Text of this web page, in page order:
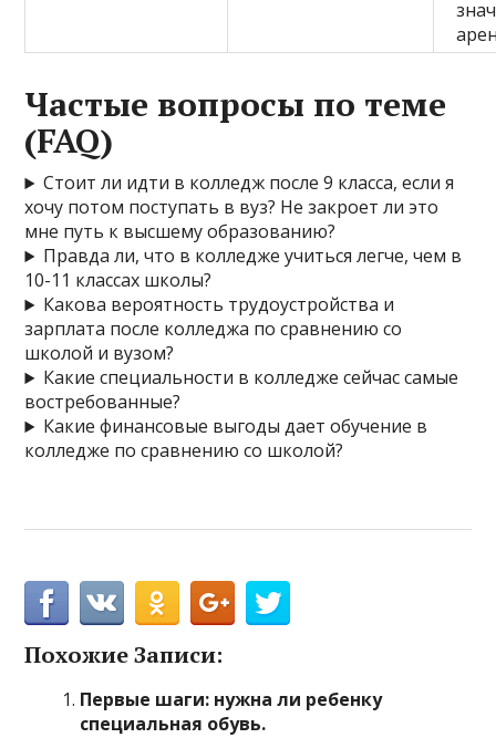
Частые вопросы по теме
(FAQ)
Стоит ли идти в колледж после 9 класса, если я
хочу потом поступать в вуз? Не закроет ли это
мне путь к высшему образованию?
Правда ли, что в колледже учиться легче, чем в
10-11 классах школы?
Какова вероятность трудоустройства и
зарплата после колледжа по сравнению со
школой и вузом?
Какие специальности в колледже сейчас самые
востребованные?
Какие финансовые выгоды дает обучение в
колледже по сравнению со школой?
Похожие Записи:
Первые шаги: нужна ли ребенку
специальная обувь.